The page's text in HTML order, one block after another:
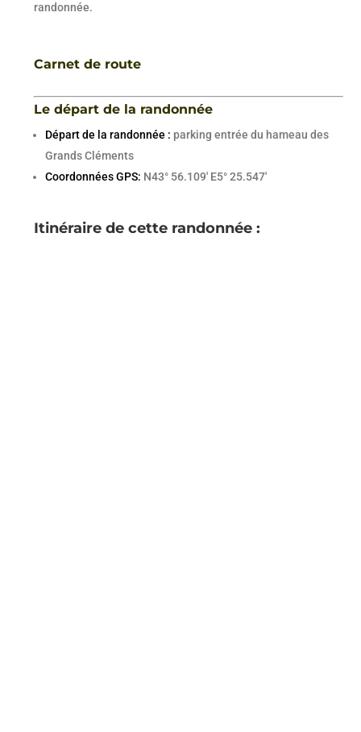
randonnée.
Carnet de route
Le départ de la randonnée
Départ de la randonnée : parking entrée du hameau des
Grands Cléments
Coordonnées GPS: N43° 56.109′ E5° 25.547′
Itinéraire de cette randonnée :